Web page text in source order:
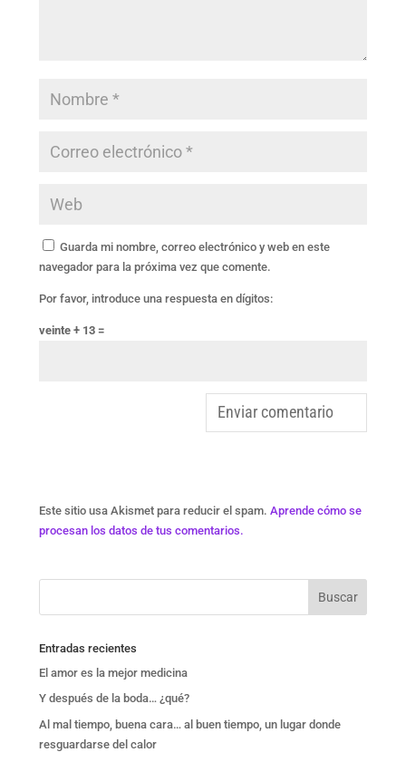
Guarda mi nombre, correo electrónico y web en este
navegador para la próxima vez que comente.
Por favor, introduce una respuesta en dígitos:
veinte + 13 =
Este sitio usa Akismet para reducir el spam. Aprende cómo se
procesan los datos de tus comentarios.
Entradas recientes
El amor es la mejor medicina
Y después de la boda… ¿qué?
Al mal tiempo, buena cara… al buen tiempo, un lugar donde
resguardarse del calor